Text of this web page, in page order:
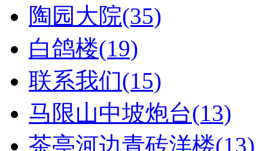
陶园大院(35)
白鸽楼(19)
联系我们(15)
马限山中坡炮台(13)
茶亭河边青砖洋楼(13)